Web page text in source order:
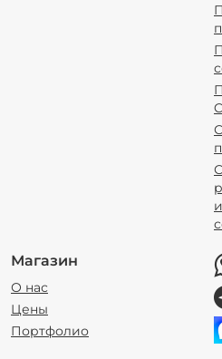
Магазин
О нас
Цены
Портфолио